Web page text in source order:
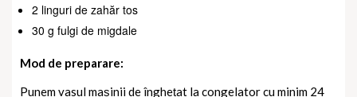
2 linguri de zahăr tos
30 g fulgi de migdale
Mod de preparare:
Punem vasul mașinii de înghețat la congelator cu minim 24